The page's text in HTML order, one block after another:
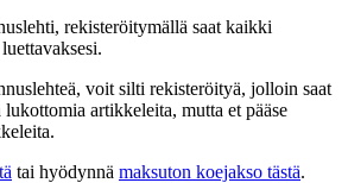
rekisteröitymällä saat kaikki
voit silti rekisteröityä, jolloin saat
artikkeleita, mutta et pääse
tai hyödynnä maksuton koejakso tästä.